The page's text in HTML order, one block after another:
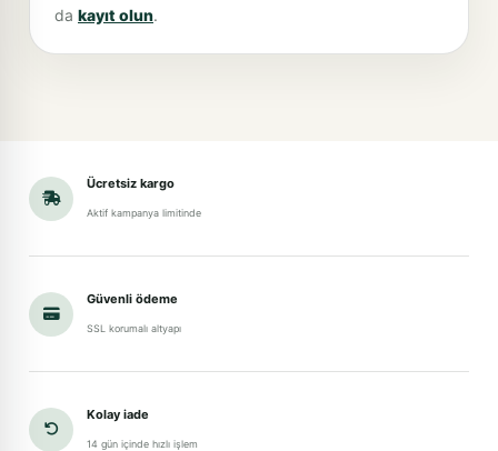
da kayıt olun.
Ücretsiz kargo
Aktif kampanya limitinde
Güvenli ödeme
SSL korumalı altyapı
Kolay iade
14 gün içinde hızlı işlem